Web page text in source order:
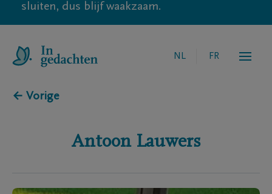
sluiten, dus blijf waakzaam.
NL FR
← Vorige
Antoon Lauwers